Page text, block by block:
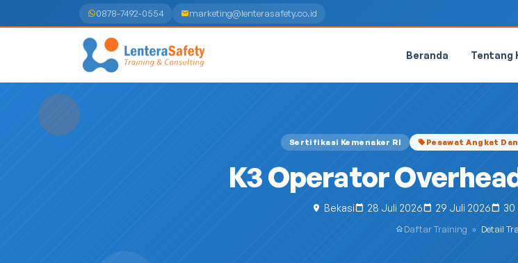
0878-7492-0554 marketing@lenterasafety.co.id
Beranda Tentang
Sertifikasi Kemenaker RI Pesawat Angkat
K3 Operator
Bekasi 28 Juli 2026 29 Juli 2026 30
Daftar Training » Detail